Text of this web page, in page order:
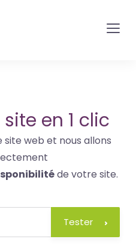
en 1 clic
site web et nous allons
de votre site.
Tester